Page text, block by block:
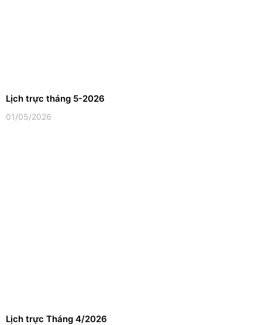
Lịch trực tháng 5-2026
01/05/2026
Lịch trực Tháng 4/2026